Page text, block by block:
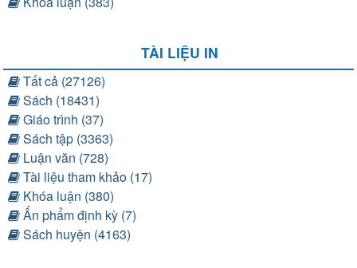
TÀI LIỆU IN
Tất cả (27126)
Sách (18431)
Giáo trình (37)
Sách tập (3363)
Luận văn (728)
Tài liệu tham khảo (17)
Khóa luận (380)
Ấn phẩm định kỳ (7)
Sách huyện (4163)